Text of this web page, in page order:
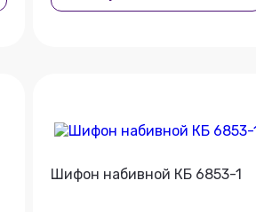
Шифон набивной КБ 6853-1